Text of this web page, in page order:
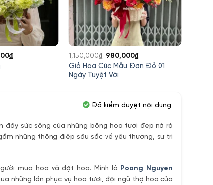
₫Giá
Giỏ Hoa Cúc Mẫu Đơn Đỏ 01
Ngày Tuyệt Vời
1,150,000₫
Giá
gốc
là:
980,000₫Giá
hiện
đầy sức sống của những bông hoa tươi đẹp nở rộ
những thông điệp sâu sắc về yêu thương, sự tri
mua hoa và đặt hoa. Mình là Poong Nguyen
những lần phục vụ hoa tươi, đội ngũ thợ hoa của
Đã kiểm duyệt nội dung